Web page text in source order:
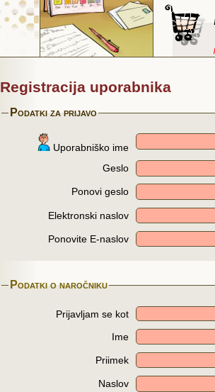
Registracija uporabnika
Podatki za prijavo
Uporabniško ime
Geslo
Ponovi geslo
Elektronski naslov
Ponovite E-naslov
Podatki o naročniku
Prijavljam se kot
Ime
Priimek
Naslov